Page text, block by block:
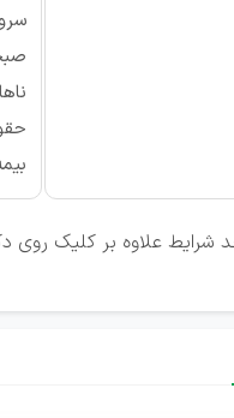
شرایط علاوه بر کلیک روی